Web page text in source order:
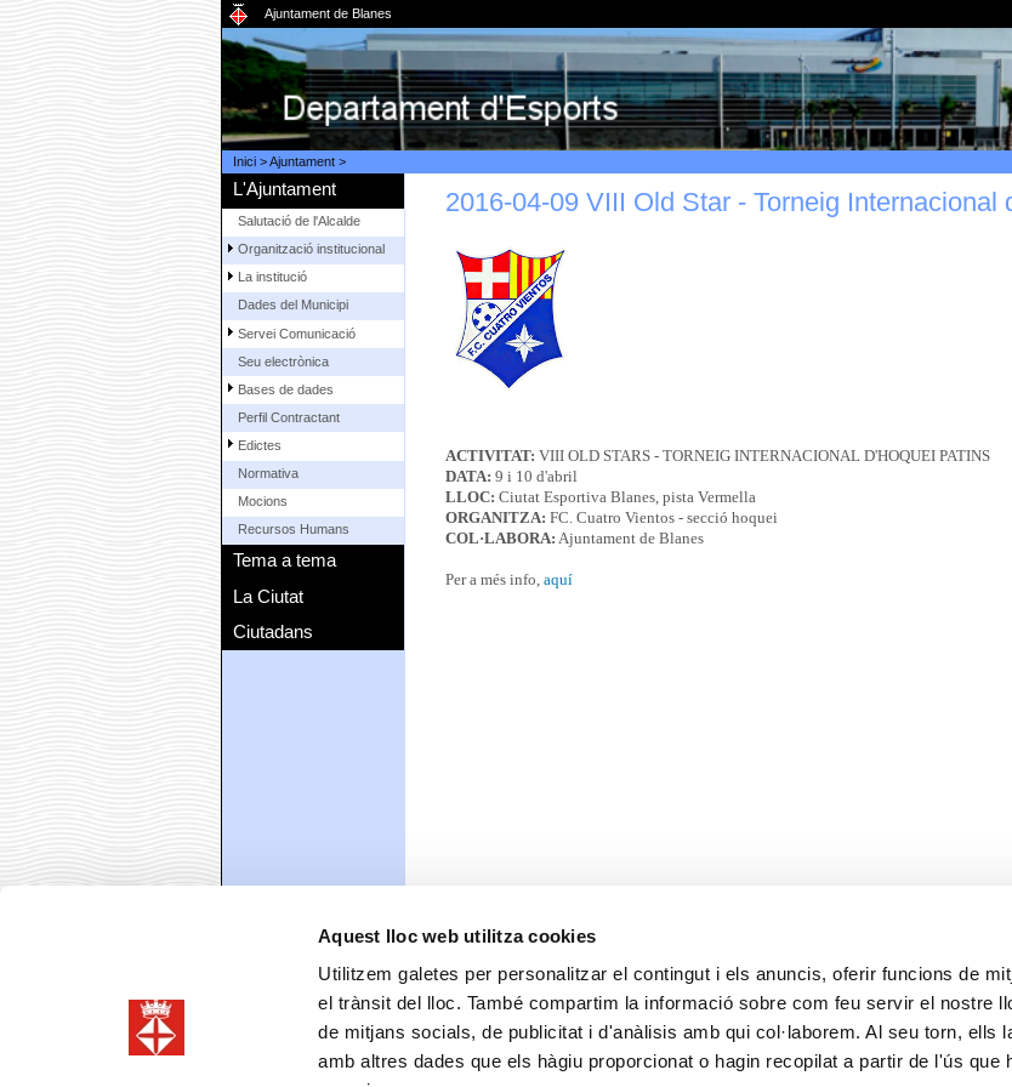
Aquest lloc web utilitza cookies
Utilitzem galetes per personalitzar el contingut i els anuncis, oferir funcions de
el trànsit del lloc. També compartim la informació sobre com feu servir el nostre
de mitjans socials, de publicitat i d'anàlisis amb qui col·laborem. Al seu torn, ells
amb altres dades que els hàgiu proporcionat o hagin recopilat a partir de l'ús que
Ajuntament de Blanes
Inici>Ajuntament>
L'Ajuntament
Salutació de l'Alcalde
Organització institucional
La institució
Dades del Municipi
Servei Comunicació
Seu electrònica
Bases de dades
Perfil Contractant
Edictes
Normativa
Mocions
Recursos Humans
Tema a tema
La Ciutat
Ciutadans
2016-04-09 VIII Old Star - Torneig Internacional
ACTIVITAT: VIII OLD STARS - TORNEIG INTERNACIONAL D'HOQUEI PATINS
DATA: 9 i 10 d'abril
LLOC: Ciutat Esportiva Blanes, pista Vermella
ORGANITZA: FC. Cuatro Vientos - secció hoquei
COL·LABORA: Ajuntament de Blanes
Per a més info, aquí
Comparteix Twitter Email